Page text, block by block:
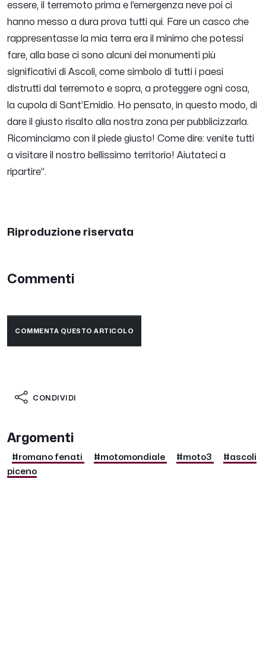
essere, il terremoto prima e l’emergenza neve poi ci
hanno messo a dura prova tutti qui. Fare un casco che
rappresentasse la mia terra era il minimo che potessi
fare, alla base ci sono alcuni dei monumenti più
significativi di Ascoli, come simbolo di tutti i paesi
distrutti dal terremoto e sopra, a proteggere ogni cosa,
la cupola di Sant’Emidio. Ho pensato, in questo modo, di
dare il giusto risalto alla nostra zona per pubblicizzarla.
Ricominciamo con il piede giusto! Come dire: venite tutti
a visitare il nostro bellissimo territorio! Aiutateci a
ripartire”.
Riproduzione riservata
Commenti
COMMENTA QUESTO ARTICOLO
CONDIVIDI
Argomenti
#romano fenati #motomondiale #moto3
#ascoli
piceno